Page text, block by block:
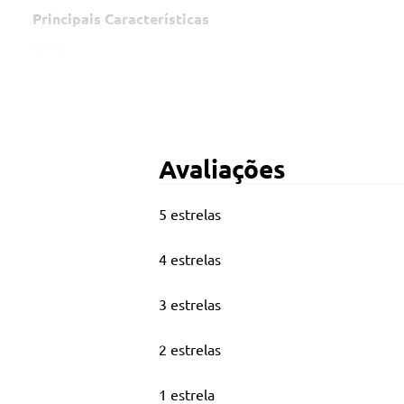
Principais Características
Avaliações
5 estrelas
4 estrelas
3 estrelas
2 estrelas
1 estrela